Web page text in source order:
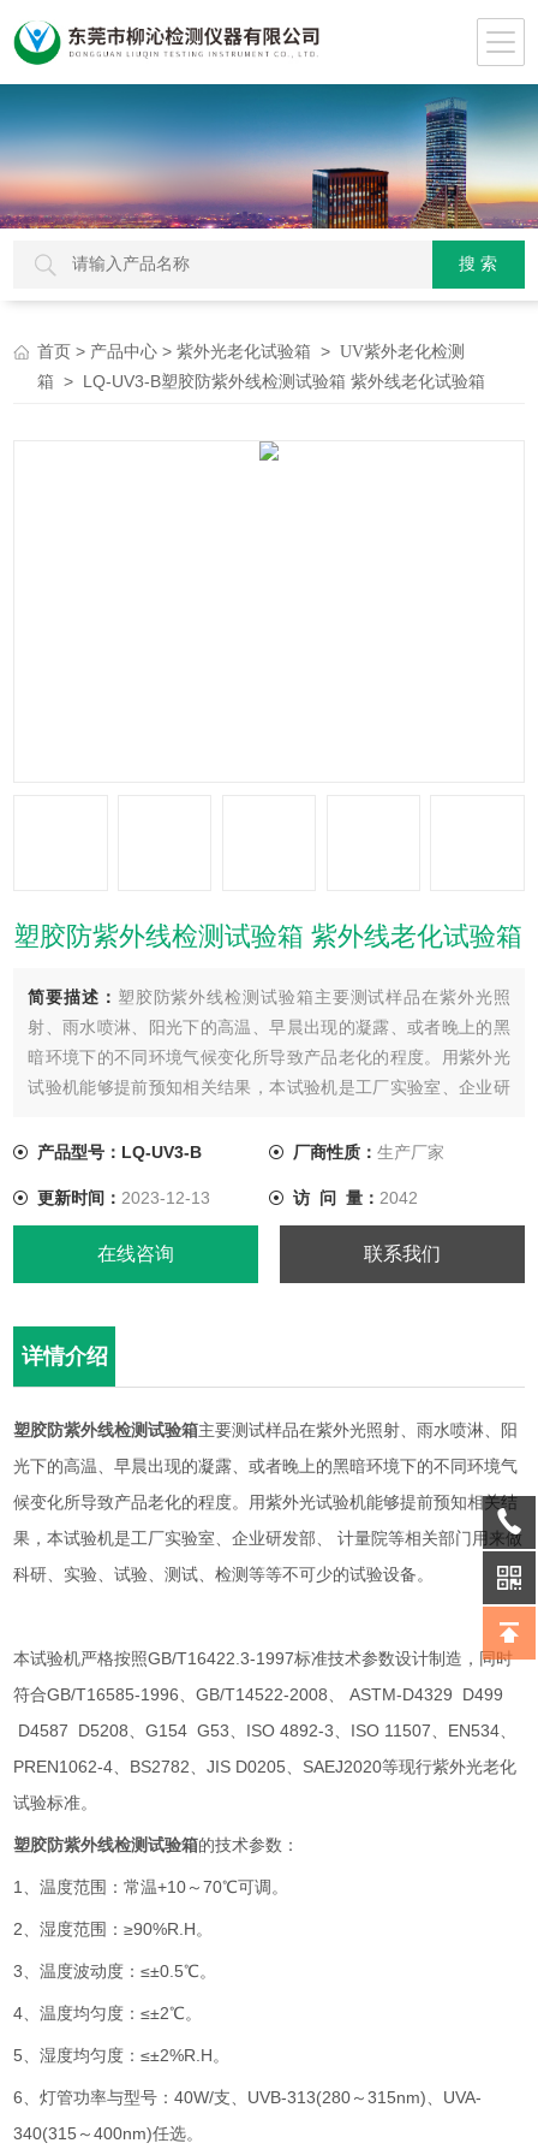
首页 > 产品中心 >紫外光老化试验箱 >UV紫外老化检测
箱 > LQ-UV3-B塑胶防紫外线检测试验箱 紫外线老化试验箱
塑胶防紫外线检测试验箱 紫外线老化试验箱
简要描述： 塑胶防紫外线检测试验箱主要测试样品在紫外光照
射、雨水喷淋、阳光下的高温、早晨出现的凝露、或者晚上的黑
暗环境下的不同环境气候变化所导致产品老化的程度。用紫外光
试验机能够提前预知相关结果，本试验机是工厂实验室、企业研
等等不可少的试验设备。
产品型号：LQ-UV3-B 厂商性质： 生产厂家
更新时间： 2023-12-13 访 问 量： 2042
在线咨询 联系我们
详情介绍
塑胶防紫外线检测试验箱主要测试样品在紫外光照射、雨水喷淋、阳
光下的高温、早晨出现的凝露、或者晚上的黑暗环境下的不同环境气
候变化所导致产品老化的程度。用紫外光试验机能够提前预知相关结
果，本试验机是工厂实验室、企业研发部、
计量院等相关部门用来做
科研、实验、试验、测试、检测等等不可少的试验设备。
本试验机严格按照GB/T16422.3-1997标准技术参数设计制造，同时
符合GB/T16585-1996、GB/T14522-2008、
ASTM-D4329 D499
D4587 D5208、G154 G53、ISO 4892-3、ISO 11507、EN534、
PREN1062-4、BS2782、JIS D0205、SAEJ2020等现行紫外光老化
试验标准。
塑胶防紫外线检测试验箱的技术参数：
1、温度范围：常温+10～70℃可调。
2、湿度范围：≥90%R.H。
3、温度波动度：≤±0.5℃。
4、温度均匀度：≤±2℃。
5、湿度均匀度：≤±2%R.H。
6、灯管功率与型号：40W/支、UVB-313(280～315nm)、UVA-
340(315～400nm)任选。